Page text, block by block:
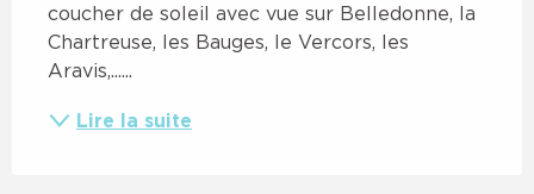
coucher de soleil avec vue sur Belledonne, la
Chartreuse, les Bauges, le Vercors, les
Aravis,......
Lire la suite